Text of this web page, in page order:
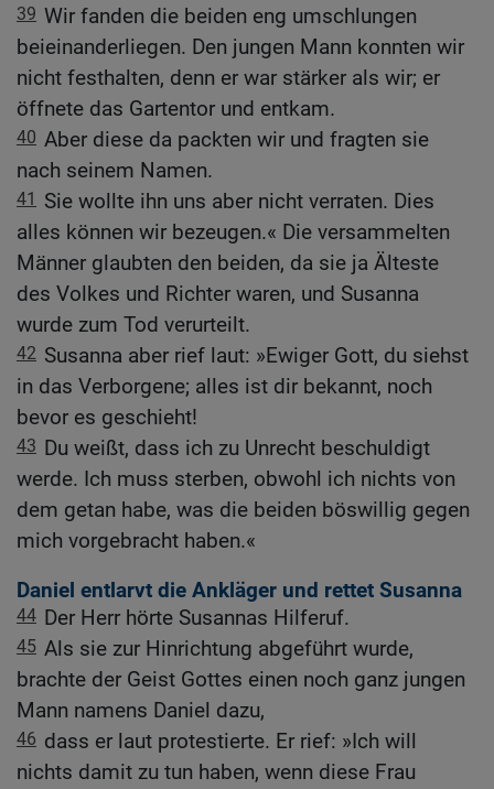
39 Wir fanden die beiden eng umschlungen
beieinanderliegen. Den jungen Mann konnten wir
nicht festhalten, denn er war stärker als wir; er
öffnete das Gartentor und entkam.
40 Aber diese da packten wir und fragten sie
nach seinem Namen.
41
Sie wollte ihn uns aber nicht verraten. Dies
alles können wir bezeugen.« Die versammelten
Männer glaubten den beiden, da sie ja Älteste
des Volkes und Richter waren, und Susanna
wurde zum Tod verurteilt.
42 Susanna aber rief laut: »Ewiger Gott, du siehst
in das Verborgene; alles ist dir bekannt, noch
bevor es geschieht!
43 Du weißt, dass ich zu Unrecht beschuldigt
werde. Ich muss sterben, obwohl ich nichts von
dem getan habe, was die beiden böswillig gegen
mich vorgebracht haben.«
Daniel entlarvt die Ankläger und rettet Susanna
44 Der Herr hörte Susannas Hilferuf.
45 Als sie zur Hinrichtung abgeführt wurde,
brachte der Geist Gottes einen noch ganz jungen
Mann namens Daniel dazu,
46 dass er laut protestierte. Er rief: »Ich will
nichts damit zu tun haben, wenn diese Frau